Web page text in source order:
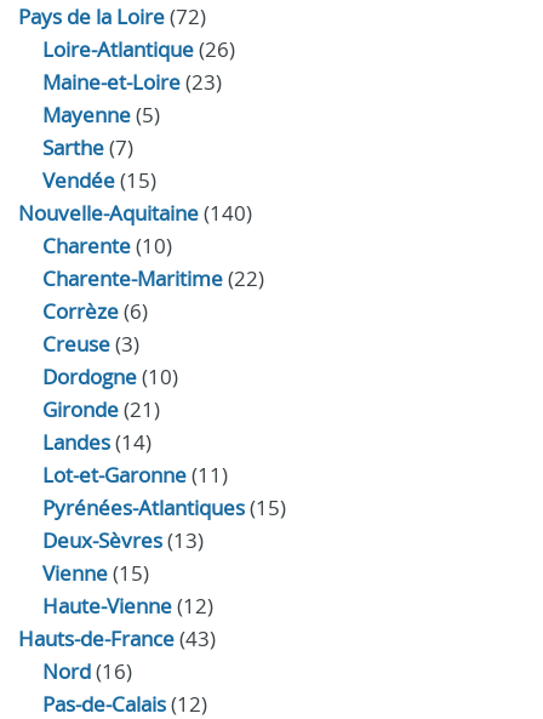
Pays de la Loire(72)
Loire-Atlantique(26)
Maine-et-Loire(23)
Mayenne(5)
Sarthe(7)
Vendée(15)
Nouvelle-Aquitaine(140)
Charente(10)
Charente-Maritime(22)
Corrèze(6)
Creuse(3)
Dordogne(10)
Gironde(21)
Landes(14)
Lot-et-Garonne(11)
Pyrénées-Atlantiques(15)
Deux-Sèvres(13)
Vienne(15)
Haute-Vienne(12)
Hauts-de-France(43)
Nord(16)
Pas-de-Calais(12)